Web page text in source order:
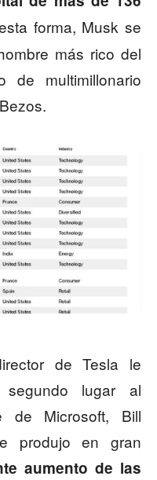
forma, Musk se
más rico del
de multimillonario
de Tesla le
lugar al
de Microsoft, Bill
produjo en gran
aumento de las